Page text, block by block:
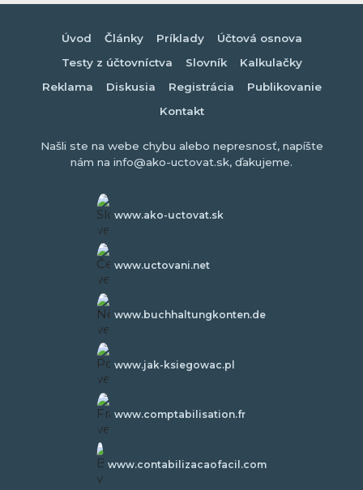
Úvod Články Príklady
Účtová osnova
Testy z účtovníctva
Slovník
Kalkulačky
Reklama
Diskusia Registrácia
Publikovanie
Kontakt
Našli ste na webe chybu alebo nepresnosť, napíšte
nám na info@ako-uctovat.sk, ďakujeme.
www.ako-uctovat.sk
www.uctovani.net
www.buchhaltungkonten.de
www.jak-ksiegowac.pl
www.comptabilisation.fr
www.contabilizacaofacil.com